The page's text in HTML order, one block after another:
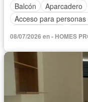
Balcón
Aparcadero
Acceso para
08/07/2026 en - HOMES